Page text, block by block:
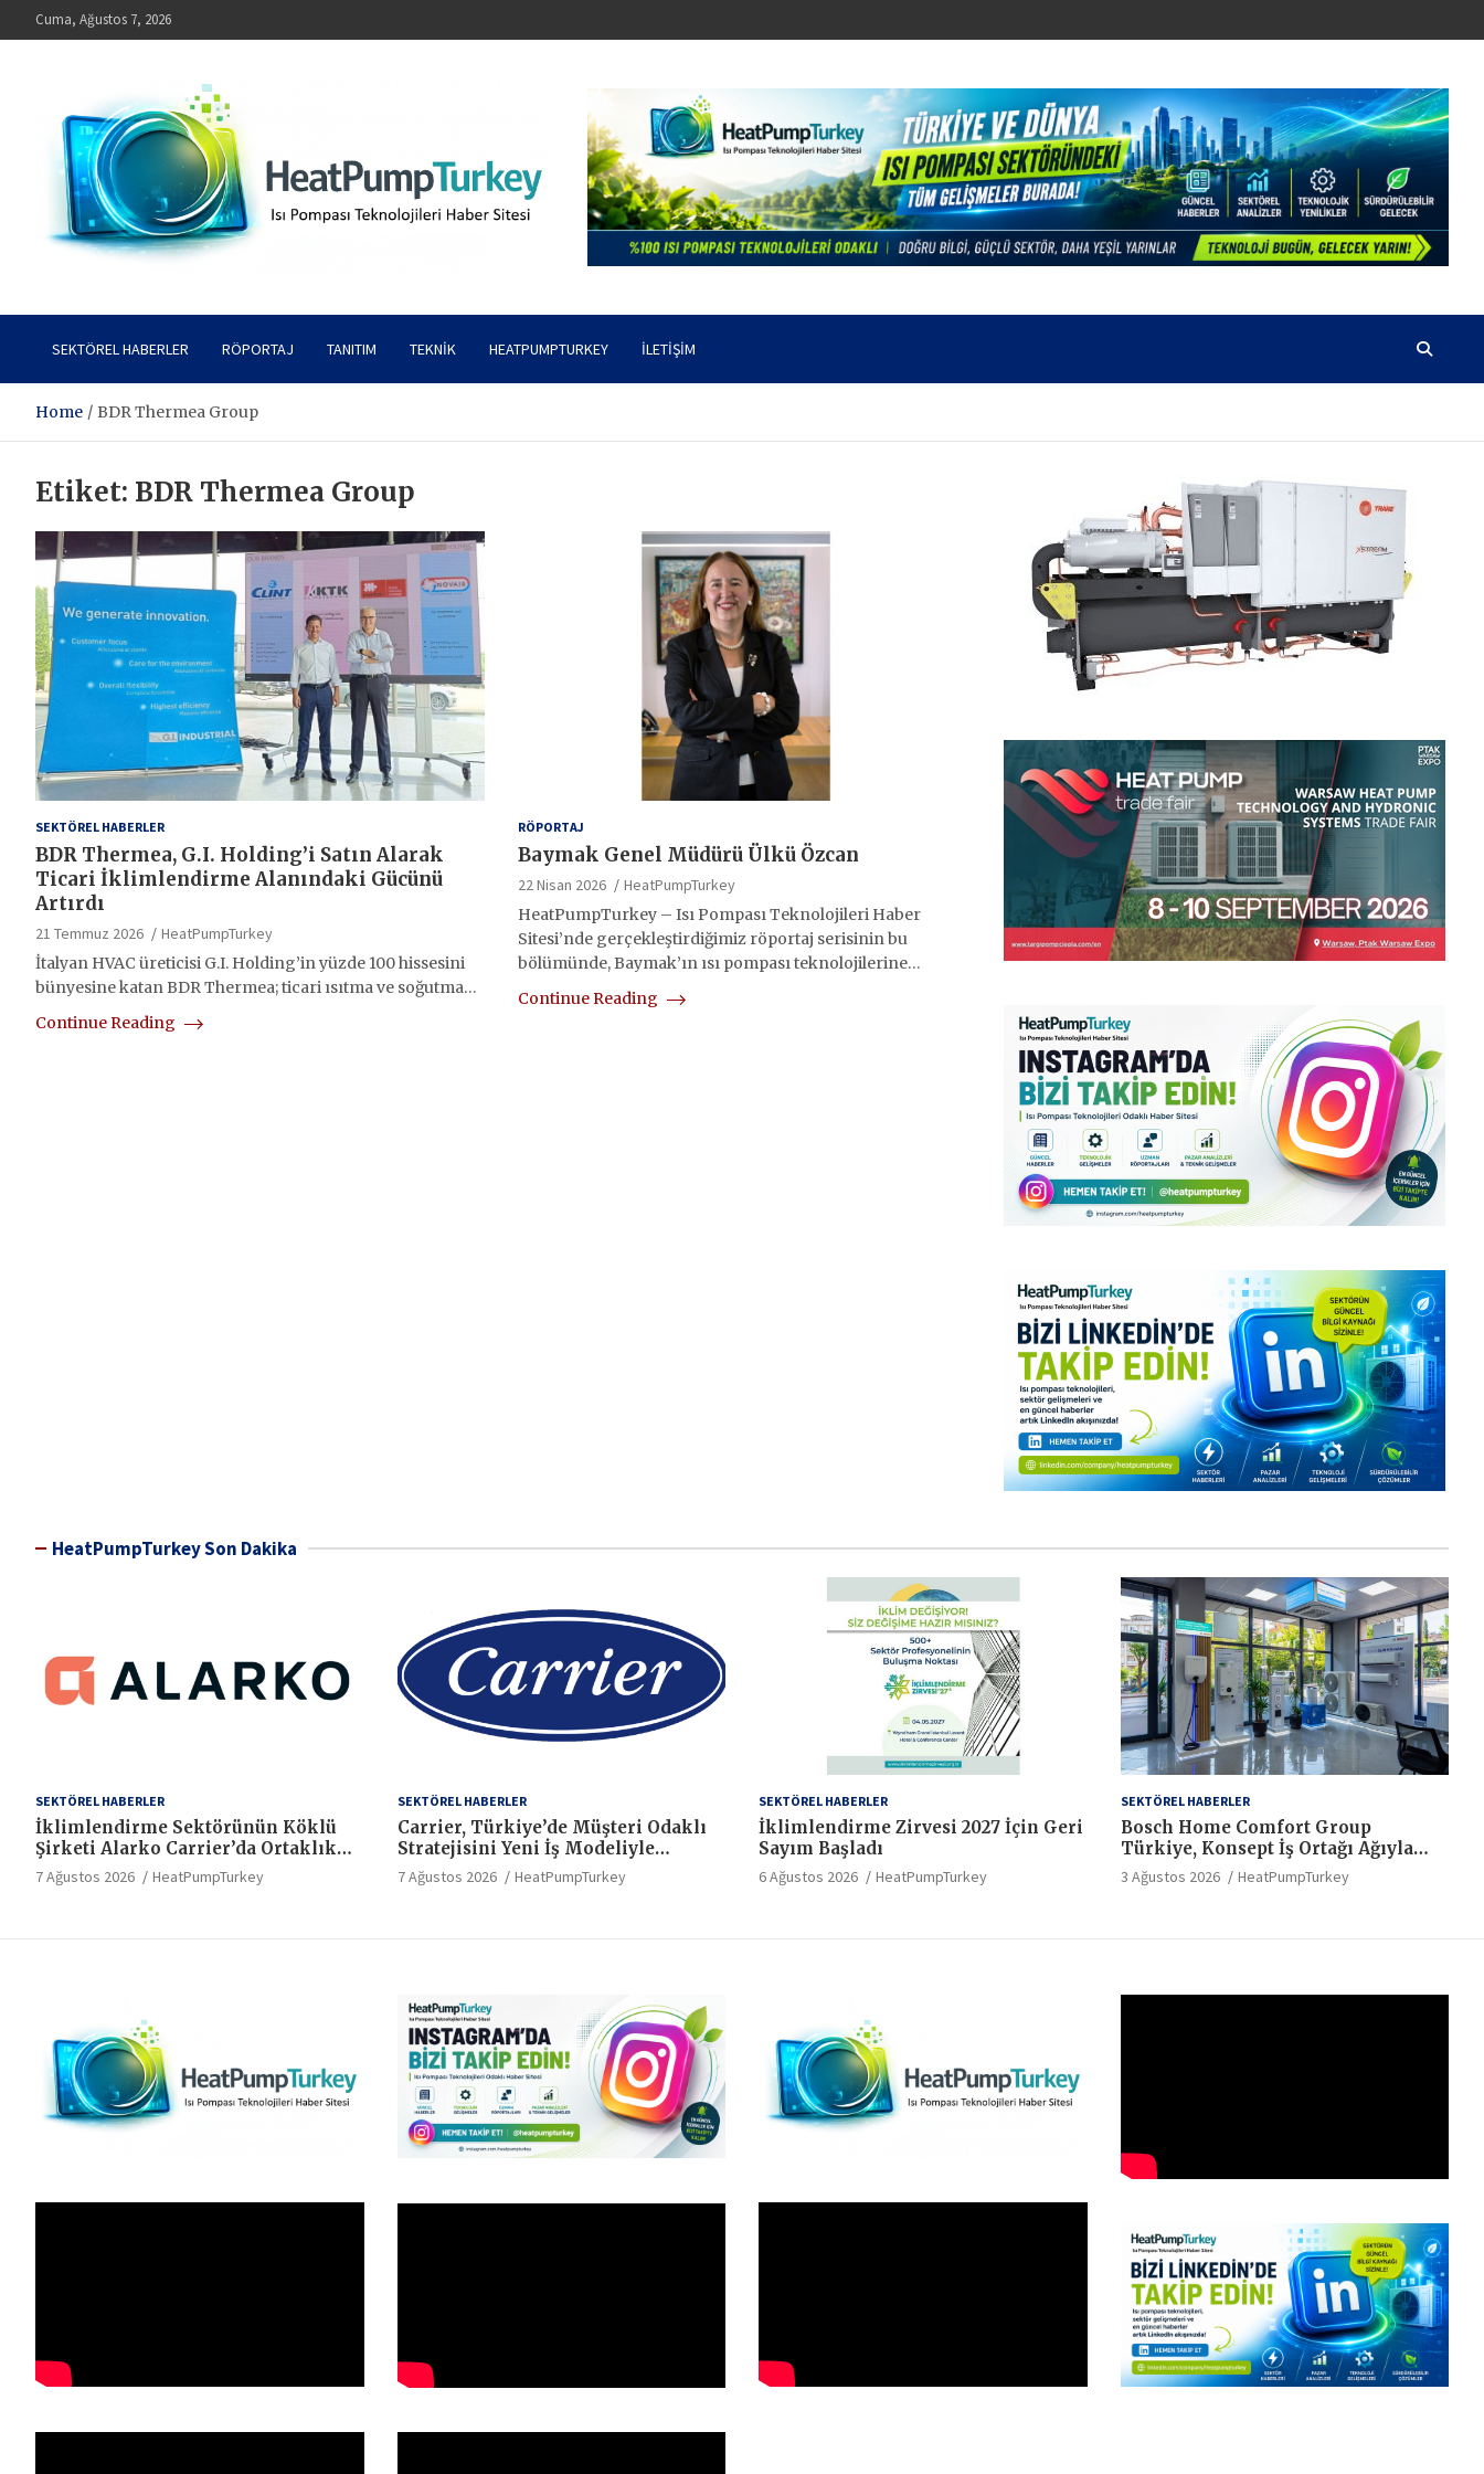
to
Cuma, Ağustos 7, 2026
SEKTÖREL HABERLER RÖPORTAJ TANITIM TEKNIK HEATPUMPTURKEY İLETIŞIM
Home BDR Thermea Group
Etiket: BDR Thermea Group
SEKTÖREL HABERLER
BDR Thermea, G.I. Holding’i Satın Alarak
Ticari İklimlendirme Alanındaki Gücünü
Artırdı
21 Temmuz 2026
HeatPumpTurkey
İtalyan HVAC üreticisi G.I. Holding’in yüzde 100 hissesini
bünyesine katan BDR Thermea; ticari ısıtma ve soğutma…
Continue Reading
RÖPORTAJ
Baymak Genel Müdürü Ülkü Özcan
22 Nisan 2026
HeatPumpTurkey
HeatPumpTurkey – Isı Pompası Teknolojileri Haber
Sitesi’nde gerçekleştirdiğimiz röportaj serisinin bu
bölümünde, Baymak’ın ısı pompası teknolojilerine…
Continue Reading
HeatPumpTurkey Son Dakika
SEKTÖREL HABERLER
İklimlendirme Sektörünün Köklü
Şirketi Alarko Carrier’da Ortaklık
Yapısı Değişiyor
7 Ağustos 2026 HeatPumpTurkey
SEKTÖREL HABERLER
Carrier, Türkiye’de Müşteri Odaklı
Stratejisini Yeni İş Modeliyle
Sürdürüyor
7 Ağustos 2026 HeatPumpTurkey
SEKTÖREL HABERLER
İklimlendirme Zirvesi 2027 İçin Geri
Sayım Başladı
6 Ağustos 2026 HeatPumpTurkey
SEKTÖREL HABERLER
Bosch Home Comfort Group
Türkiye, Konsept İş Ortağı Ağıyla
Hizmet Standartlarında Yeni Bir
Dönem Başlatıyor
3 Ağustos 2026 HeatPumpTurkey